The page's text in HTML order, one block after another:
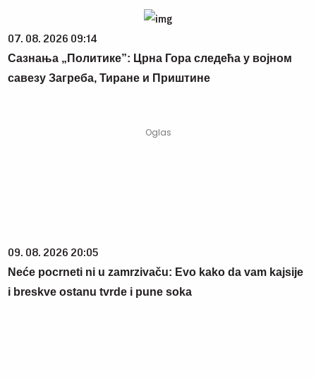
07. 08. 2026 09:14
Сазнања „Политике”: Црна Гора следећа у војном
савезу Загреба, Тиране и Приштине
09. 08. 2026 20:05
Neće pocrneti ni u zamrzivaču: Evo kako da vam kajsije
i breskve ostanu tvrde i pune soka